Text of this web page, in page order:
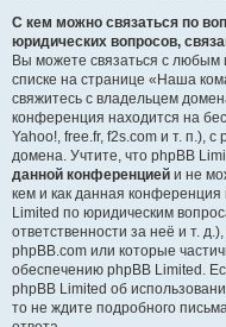
С кем можно связаться по
юридических вопросов,
Вы можете связаться с любым
списке на странице «Наша
свяжитесь с владельцем
конференция находится на
Yahoo!, free.fr, f2s.com и т. п.),
домена. Учтите, что phpBB
данной конференцией и не
кем и как данная
Limited по юридическим
ответственности за неё и т.
phpBB.com или которые
обеспечению phpBB Limited.
phpBB Limited об
то не ждите подробного